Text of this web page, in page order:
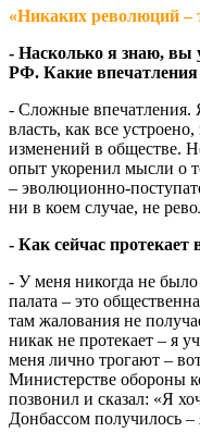
«Никаких революций –
- Насколько я знаю, вы
РФ. Какие впечатления
- Сложные впечатления.
власть, как все
изменений в обществе.
опыт укоренил мысли о
– эволюционно-
ни в коем случае, не
- Как сейчас
- У меня никогда не
палата – это
там жалования не
никак не протекает – я
меня лично трогают –
Министерстве обороны
позвонил и сказал: «Я
Донбассом получилось